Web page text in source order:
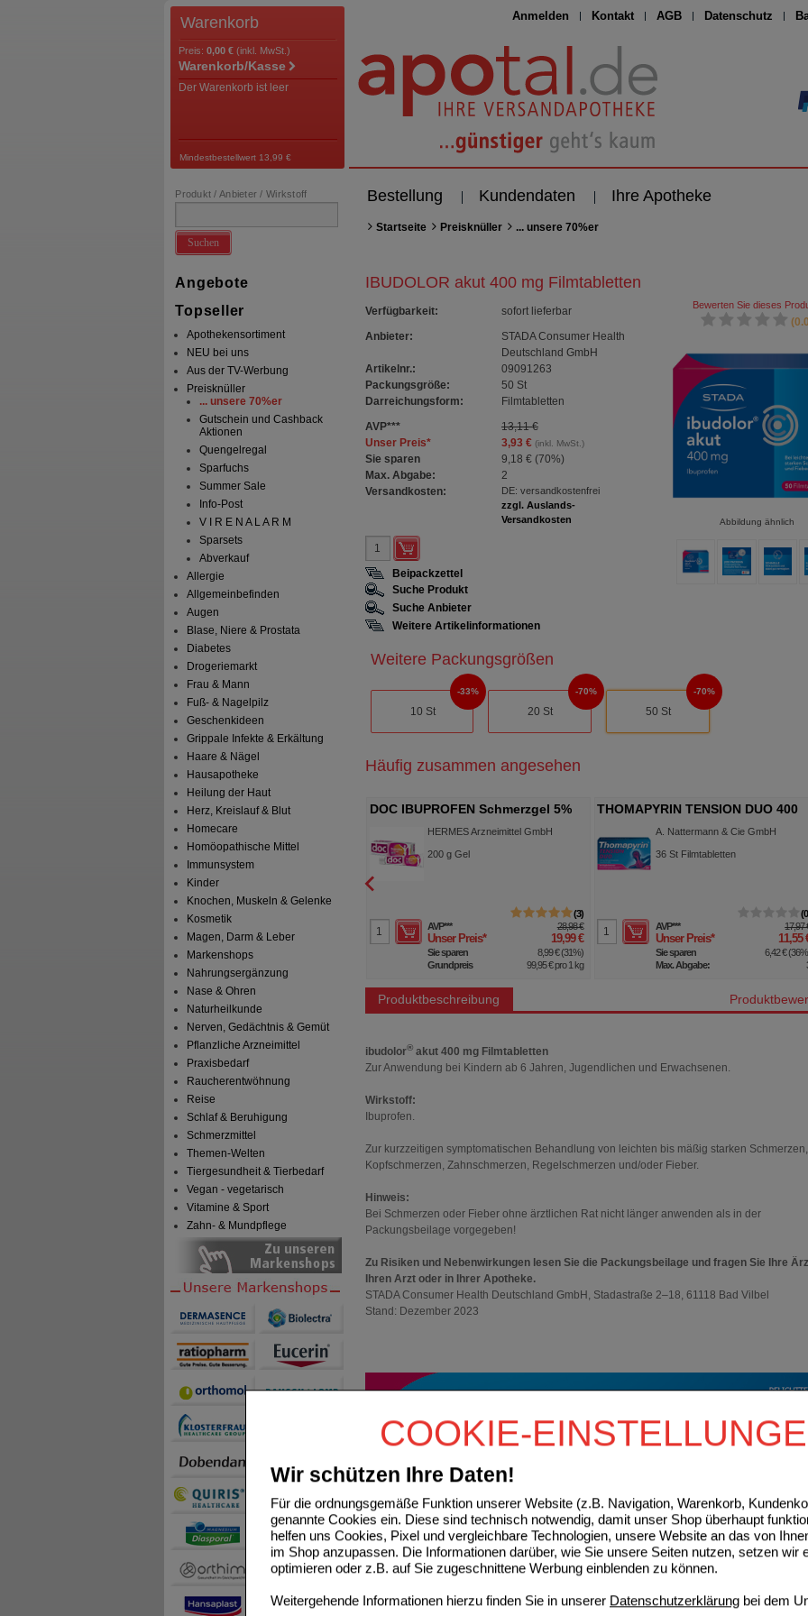
COOKIE-
Wir schützen Ihre Daten!
Für die ordnungsgemäße Funktion unserer Website (z.B. Navigation, Warenkorb,
genannte Cookies ein. Diese sind technisch notwendig, damit unser Shop überhaupt
helfen uns Cookies, Pixel und vergleichbare Technologien, unsere Website an das von
im Shop anzupassen. Die Informationen darüber, wie Sie unsere Seiten nutzen, setzen wir
optimieren oder z.B. auf Sie zugeschnittene Werbung einblenden zu können.
Weitergehende Informationen hierzu finden Sie in unserer Datenschutzerklärung bei dem
Anmelden Kontakt AGB Datenschutz
Warenkorb
Preis: 0,00 € (inkl. MwSt.)
Warenkorb/Kasse
Der Warenkorb ist leer
Mindestbestellwert 13,99 €
Bestellung Kundendaten Ihre Apotheke
Produkt / Anbieter / Wirkstoff
Suchen
Angebote
Topseller
Apothekensortiment
NEU bei uns
Aus der TV-Werbung
Preisknüller
... unsere 70%er
Gutschein und Cashback
Aktionen
Quengelregal
Sparfuchs
Summer Sale
Info-Post
V I R E N A L A R M
Sparsets
Abverkauf
Allergie
Allgemeinbefinden
Augen
Blase, Niere & Prostata
Diabetes
Drogeriemarkt
Frau & Mann
Fuß- & Nagelpilz
Geschenkideen
Grippale Infekte & Erkältung
Haare & Nägel
Hausapotheke
Heilung der Haut
Herz, Kreislauf & Blut
Homecare
Homöopathische Mittel
Immunsystem
Kinder
Knochen, Muskeln & Gelenke
Kosmetik
Magen, Darm & Leber
Markenshops
Nahrungsergänzung
Nase & Ohren
Naturheilkunde
Nerven, Gedächtnis & Gemüt
Pflanzliche Arzneimittel
Praxisbedarf
Raucherentwöhnung
Reise
Schlaf & Beruhigung
Schmerzmittel
Themen-Welten
Tiergesundheit & Tierbedarf
Vegan - vegetarisch
Vitamine & Sport
Zahn- & Mundpflege
Startseite Preisknüller ... unsere 70%er
IBUDOLOR akut 400 mg Filmtabletten
Verfügbarkeit:
sofort lieferbar
Anbieter:
STADA Consumer Health
Deutschland GmbH
Artikelnr.:
09091263
Packungsgröße:
50 St
Darreichungsform:
Filmtabletten
AVP***
13,11 €
Unser Preis* 3,93 €(inkl. MwSt.)
Sie sparen 9,18 € (70%)
Max. Abgabe:
2
Versandkosten:
DE: versandkostenfrei
zzgl. Auslands-
Versandkosten
Bewerten Sie dieses
Abbildung ähnlich
Beipackzettel
Suche Produkt
Suche Anbieter
Weitere Artikelinformationen
Weitere Packungsgrößen
10 St
33%
20 St
70%
50 St
70%
Häufig zusammen angesehen
GINKGO STADA 120 mg
FilmtablettenSTADA Consumer Health
Deutschland GmbH
120St Filmtabletten
AVP***
Unser Preis*
Sie sparen
DOC IBUPROFEN Schmerzgel 5%
HERMES Arzneimittel GmbH
200g Gel
3
AVP*** 28,98 €
Unser Preis* 19,99 €
Sie sparen 8,99 €(31%)
Grundpreis
99,95 €pro 1 kg
THOMAPYRIN TENSION DUO 400
mg/100 mg Filmtabletten
A. Nattermann & Cie GmbH
36 St Filmtabletten
0
AVP*** 17,97
Unser Preis* 11,55
Sie sparen 6,42 €(36%
Max. Abgabe:
Produktbeschreibung
ibudolor®akut 400 mg Filmtabletten
Zur Anwendung bei Kindern ab 6 Jahren, Jugendlichen und Erwachsenen.
Wirkstoff:
Ibuprofen.
Zur kurzzeitigen symptomatischen Behandlung von leichten bis mäßig starken
Kopfschmerzen, Zahnschmerzen, Regelschmerzen und/oder Fieber.
Hinweis:
Bei Schmerzen oder Fieber ohne ärztlichen Rat nicht länger anwenden als in der
Packungsbeilage vorgegeben!
Zu Risiken und Nebenwirkungen lesen Sie die Packungsbeilage und fragen Sie Ihre
Ihren Arzt oder in Ihrer Apotheke.
STADA Consumer Health Deutschland GmbH, Stadastraße 2–18, 61118 Bad Vilbel
Stand: Dezember 2023
ibudolor®akut 400 Filmtabletten gegen leichte bis mäßige Schmerzen
• Anwendung bei Schmerzen, Fieber und Entzündungen
• Schnelle Wirksamkeit
• Gute Verträglichkeit